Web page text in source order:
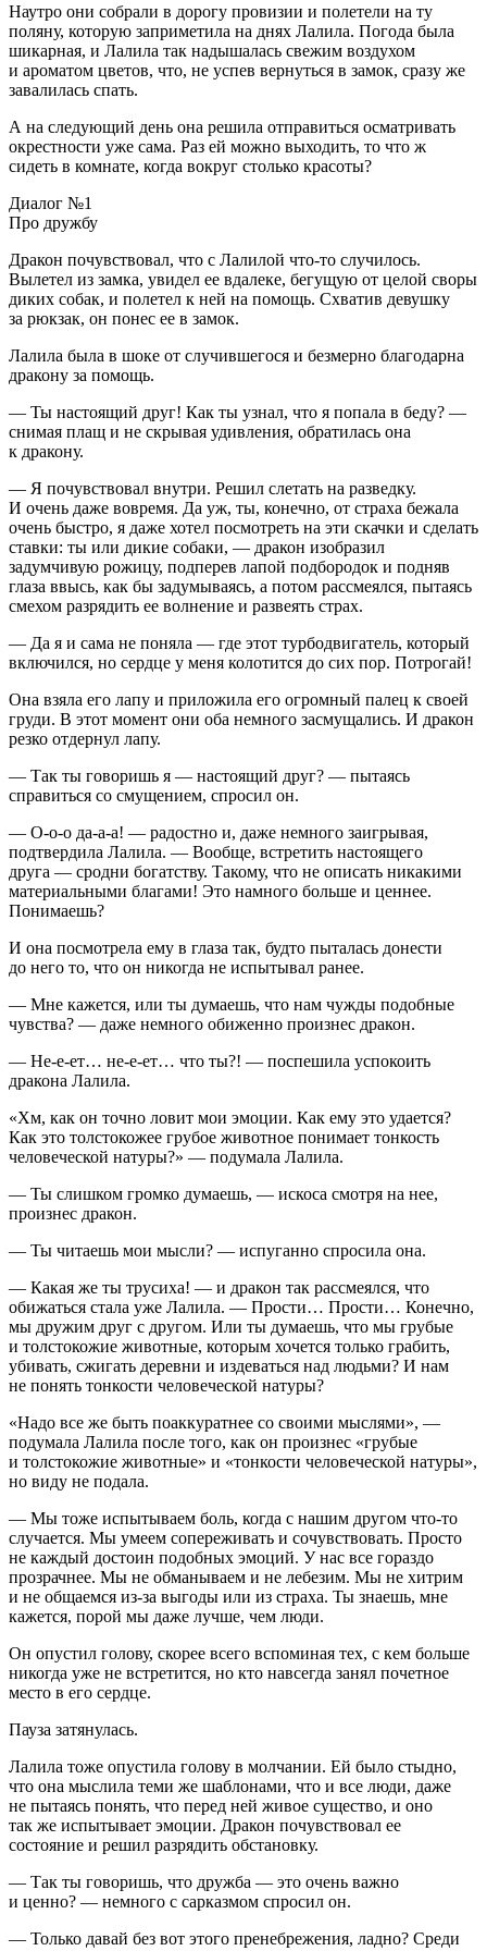
Наутро они собрали в дорогу провизии и полетели на ту
поляну, которую заприметила на днях Лалила. Погода была
шикарная, и Лалила так надышалась свежим воздухом
и ароматом цветов, что, не успев вернуться в замок, сразу же
завалилась спать.
А на следующий день она решила отправиться осматривать
окрестности уже сама. Раз ей можно выходить, то что ж
сидеть в комнате, когда вокруг столько красоты?
Диалог №1
Про дружбу
Дракон почувствовал, что с Лалилой что-то случилось.
Вылетел из замка, увидел ее вдалеке, бегущую от целой своры
диких собак, и полетел к ней на помощь. Схватив девушку
за рюкзак, он понес ее в замок.
Лалила была в шоке от случившегося и безмерно благодарна
дракону за помощь.
— Ты настоящий друг! Как ты узнал, что я попала в беду? —
снимая плащ и не скрывая удивления, обратилась она
к дракону.
— Я почувствовал внутри. Решил слетать на разведку.
И очень даже вовремя. Да уж, ты, конечно, от страха бежала
очень быстро, я даже хотел посмотреть на эти скачки и сделать
ставки: ты или дикие собаки, — дракон изобразил
задумчивую рожицу, подперев лапой подбородок и подняв
глаза ввысь, как бы задумываясь, а потом рассмеялся, пытаясь
смехом разрядить ее волнение и развеять страх.
— Да я и сама не поняла — где этот турбодвигатель, который
включился, но сердце у меня колотится до сих пор. Потрогай!
Она взяла его лапу и приложила его огромный палец к своей
груди. В этот момент они оба немного засмущались. И дракон
резко отдернул лапу.
— Так ты говоришь я — настоящий друг? — пытаясь
справиться со смущением, спросил он.
— О-о-о да-а-а! — радостно и, даже немного заигрывая,
подтвердила Лалила. — Вообще, встретить настоящего
друга — сродни богатству. Такому, что не описать никакими
материальными благами! Это намного больше и ценнее.
Понимаешь?
И она посмотрела ему в глаза так, будто пыталась донести
до него то, что он никогда не испытывал ранее.
— Мне кажется, или ты думаешь, что нам чужды подобные
чувства? — даже немного обиженно произнес дракон.
— Не-е-ет… не-е-ет… что ты?! — поспешила успокоить
дракона Лалила.
«Хм, как он точно ловит мои эмоции. Как ему это удается?
Как это толстокожее грубое животное понимает тонкость
человеческой натуры?» — подумала Лалила.
— Ты слишком громко думаешь, — искоса смотря на нее,
произнес дракон.
— Ты читаешь мои мысли? — испуганно спросила она.
— Какая же ты трусиха! — и дракон так рассмеялся, что
обижаться стала уже Лалила. — Прости… Прости… Конечно,
мы дружим друг с другом. Или ты думаешь, что мы грубые
и толстокожие животные, которым хочется только грабить,
убивать, сжигать деревни и издеваться над людьми? И нам
не понять тонкости человеческой натуры?
«Надо все же быть поаккуратнее со своими мыслями», —
подумала Лалила после того, как он произнес «грубые
и толстокожие животные» и «тонкости человеческой натуры»,
но виду не подала.
— Мы тоже испытываем боль, когда с нашим другом что-то
случается. Мы умеем сопереживать и сочувствовать. Просто
не каждый достоин подобных эмоций. У нас все гораздо
прозрачнее. Мы не обманываем и не лебезим. Мы не хитрим
и не общаемся из-за выгоды или из страха. Ты знаешь, мне
кажется, порой мы даже лучше, чем люди.
Он опустил голову, скорее всего вспоминая тех, с кем больше
никогда уже не встретится, но кто навсегда занял почетное
место в его сердце.
Пауза затянулась.
Лалила тоже опустила голову в молчании. Ей было стыдно,
что она мыслила теми же шаблонами, что и все люди, даже
не пытаясь понять, что перед ней живое существо, и оно
так же испытывает эмоции. Дракон почувствовал ее
состояние и решил разрядить обстановку.
— Так ты говоришь, что дружба — это очень важно
и ценно? — немного с сарказмом спросил он.
— Только давай без вот этого пренебрежения, ладно? Среди